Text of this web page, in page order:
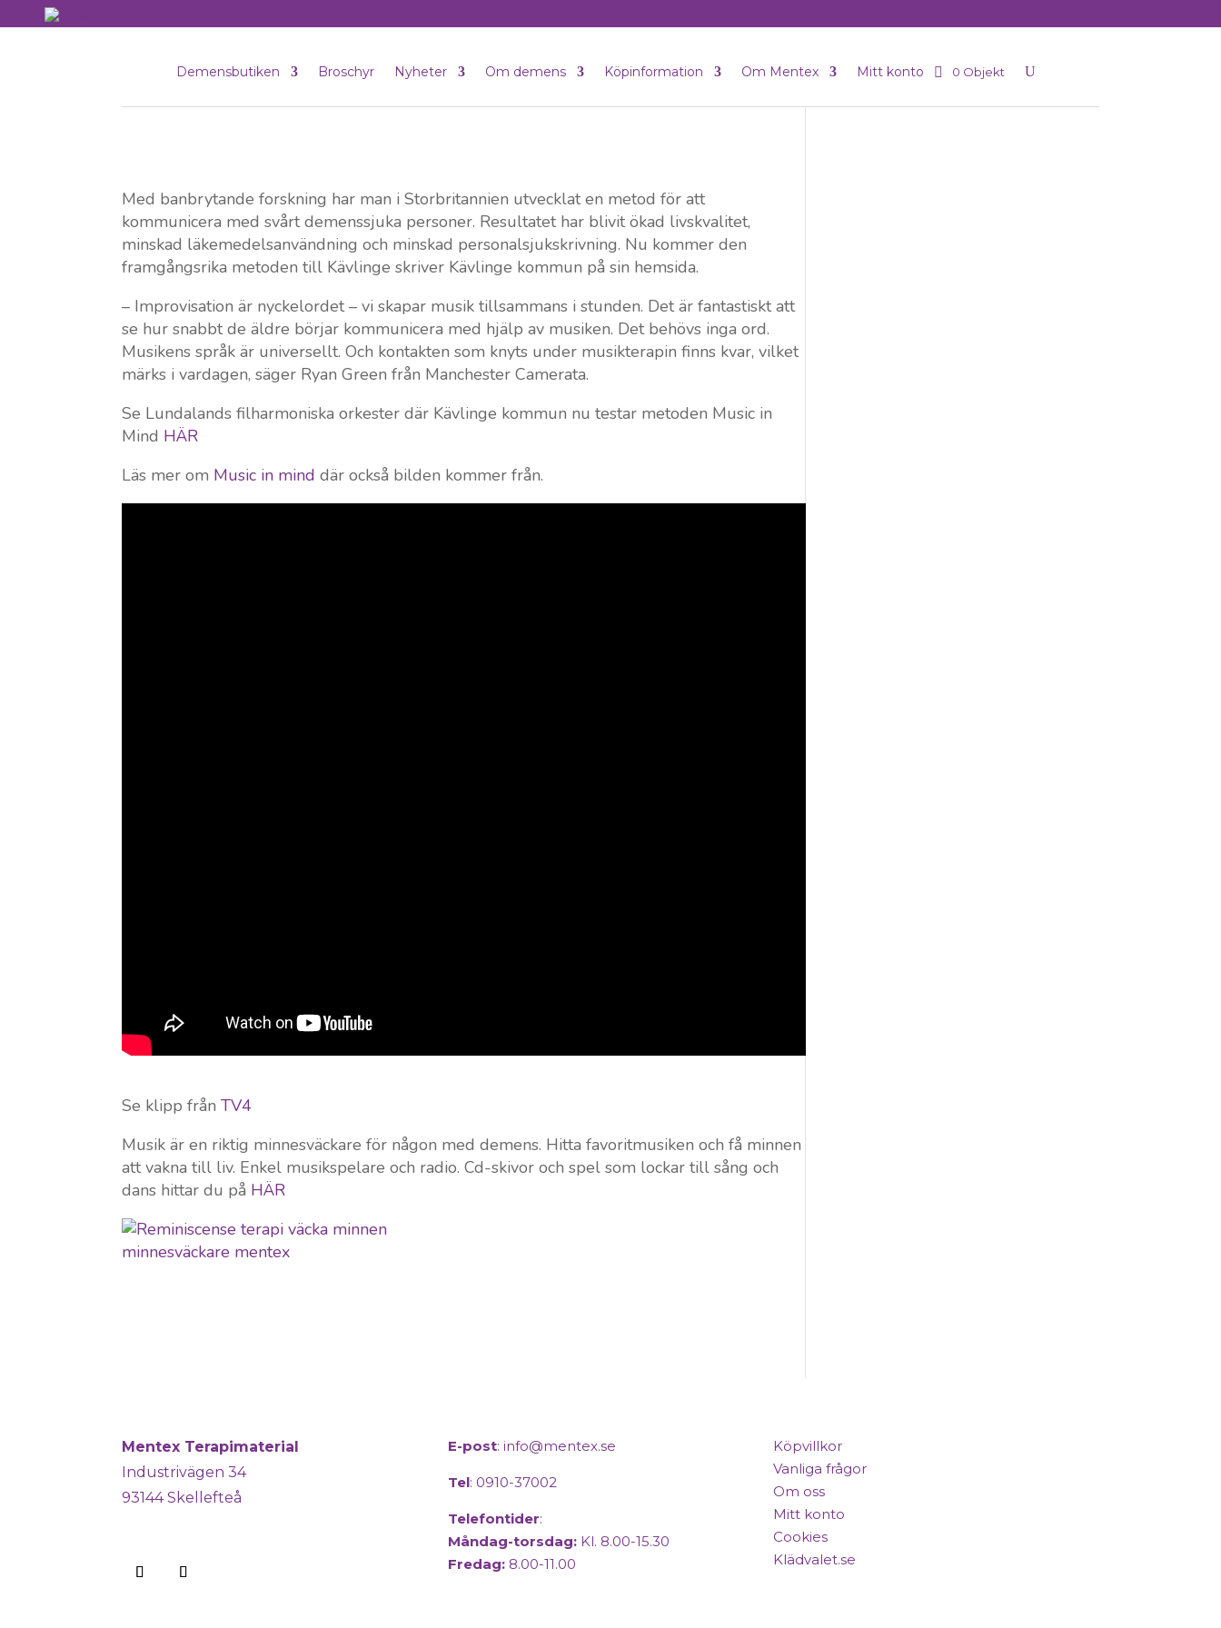
Demensbutiken Broschyr Nyheter Om demens Köpinformation Om Mentex Mitt konto 0 Objekt
Med banbrytande forskning har man i Storbritannien utvecklat en metod för att
kommunicera med svårt demenssjuka personer. Resultatet har blivit ökad livskvalitet,
minskad läkemedelsanvändning och minskad personalsjukskrivning. Nu kommer den
framgångsrika metoden till Kävlinge skriver Kävlinge kommun på sin hemsida.
– Improvisation är nyckelordet – vi skapar musik tillsammans i stunden. Det är fantastiskt att
se hur snabbt de äldre börjar kommunicera med hjälp av musiken. Det behövs inga ord.
Musikens språk är universellt. Och kontakten som knyts under musikterapin finns kvar, vilket
märks i vardagen, säger Ryan Green från Manchester Camerata.
Se Lundalands filharmoniska orkester där Kävlinge kommun nu testar metoden Music in
Mind HÄR
Läs mer om Music in minddär också bilden kommer från.
Se klipp frånTV4
Musik är en riktig minnesväckare för någon med demens. Hitta favoritmusiken och få minnen
att vakna till liv. Enkel musikspelare och radio. Cd-skivor och spel som lockar till sång och
dans hittar du på HÄR
Mentex Terapimaterial
Industrivägen 34
93144 Skellefteå
E-post: info@mentex.se
Tel: 0910-37002
Telefontider:
Måndag-torsdag:Kl. 8.00-15.30
Fredag:8.00-11.00
Köpvillkor
Vanliga frågor
Om oss
Mitt konto
Cookies
Klädvalet.se